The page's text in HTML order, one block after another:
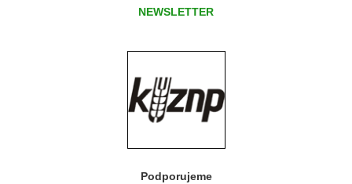
NEWSLETTER
Podporujeme